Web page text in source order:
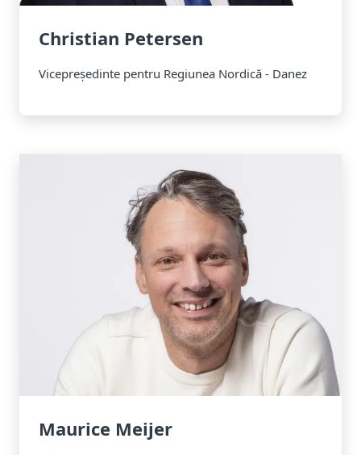
Christian Petersen
Vicepreședinte pentru Regiunea Nordică - Danez
Maurice Meijer